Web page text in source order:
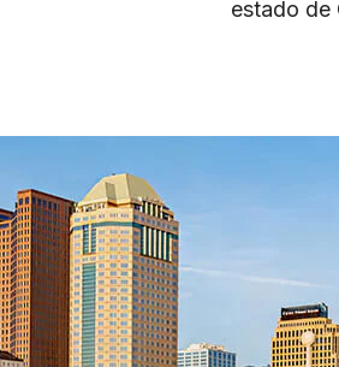
estado de